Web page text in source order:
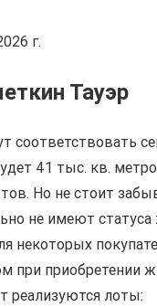
г.
Тауэр
соответствовать
41 тыс. кв.
Но не стоит
не имеют статуса
некоторых
при приобретении
реализуются лоты: